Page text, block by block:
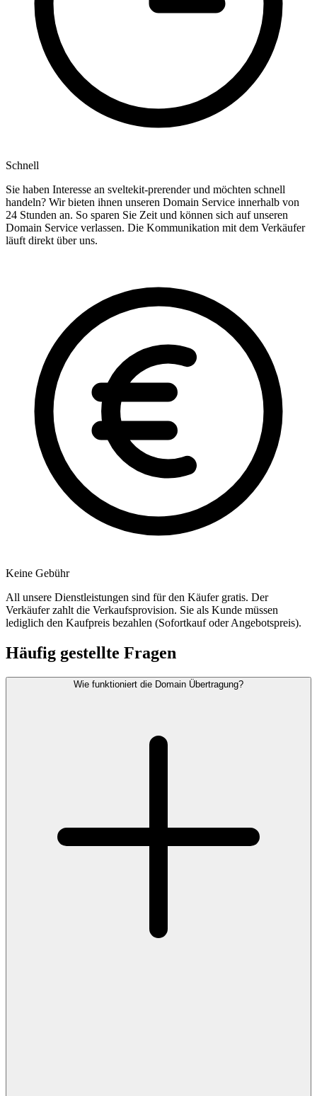
Schnell
Sie haben Interesse an sveltekit-prerender und möchten schnell
handeln? Wir bieten ihnen unseren Domain Service innerhalb von
24 Stunden an. So sparen Sie Zeit und können sich auf unseren
Domain Service verlassen. Die Kommunikation mit dem Verkäufer
läuft direkt über uns.
Keine Gebühr
All unsere Dienstleistungen sind für den Käufer gratis. Der
Verkäufer zahlt die Verkaufsprovision. Sie als Kunde müssen
lediglich den Kaufpreis bezahlen (Sofortkauf oder Angebotspreis).
Häufig gestellte Fragen
Wie funktioniert die Domain Übertragung?